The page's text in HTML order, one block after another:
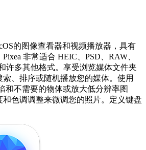
的图像查看器和视频播放器，具有
非常适合 HEIC、PSD、RAW、
许多其他格式。享受浏览媒体文件夹
、排序或随机播放您的媒体。使用
和不需要的物体或放大低分辨率图
色调调整来微调您的照片。定义键盘